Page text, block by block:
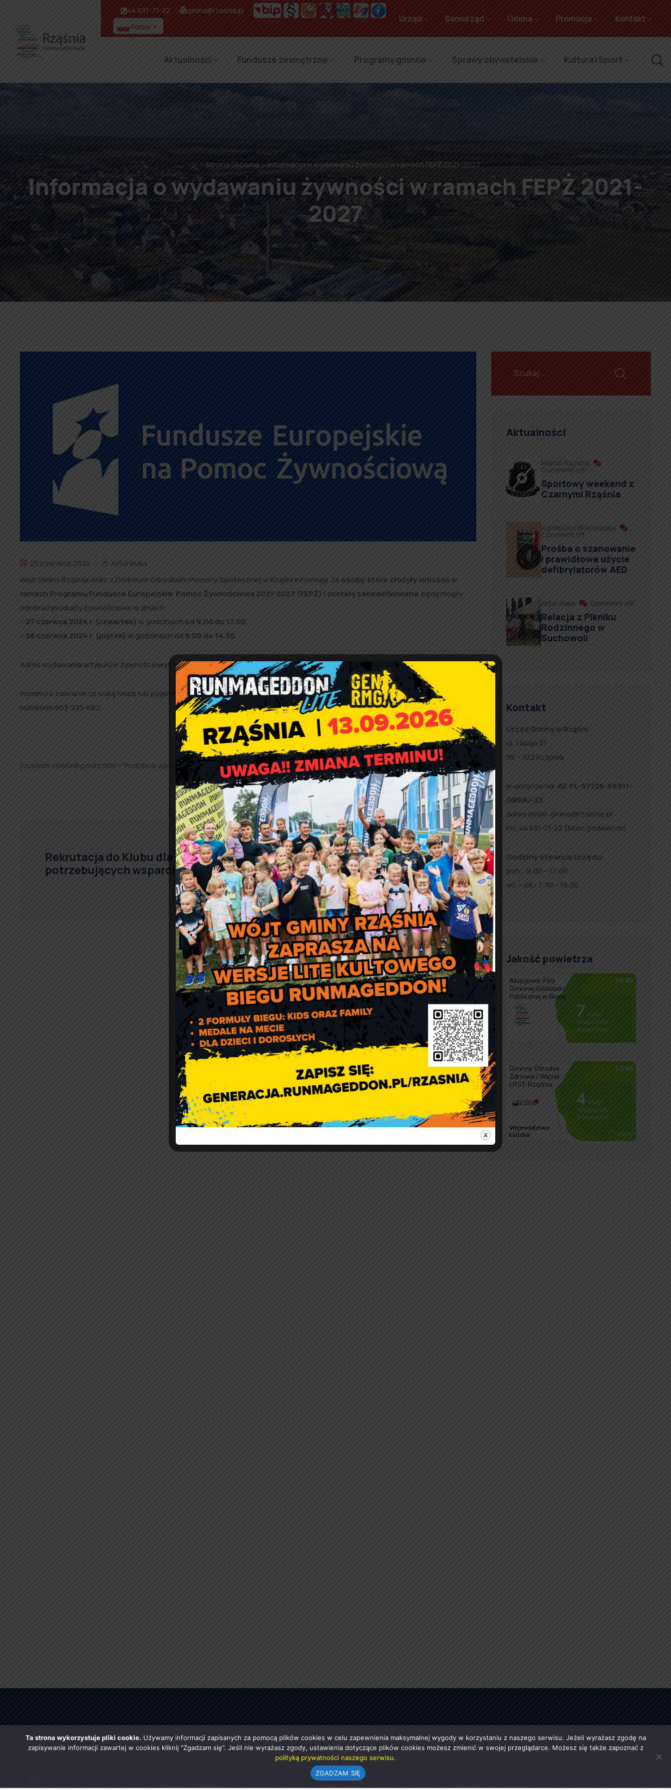
44 631-71-22 gmina@rzasnia.pl
Polski ▼
Urząd Samorząd Gmina Promocja Kontakt
Aktualności Fundusze zewnętrzne Programy gminne Sprawy obywatelskie Kultura i Sport
⌂ Strona Główna Informacja o wydawaniu żywności w ramach FEPŻ 2021-2027
Informacja o wydawaniu żywności w ramach FEPŻ 2021-
2027
25 czerwca 2024
Artur Ruka
Wójt Gminy Rząśnia wraz z Gminnym Ośrodkiem Pomocy Społecznej w Rząśni informują, że osoby, które złożyły wniosek w
ramach Programu Fundusze Europejskie Pomoc Żywnościowa 2021-2027 (FEPŻ) i zostały zakwalifikowane,będą mogły
odebrać produkty żywnościowe w dniach:
– 27 czerwca 2024 r. (czwartek) w godzinach od 9.00 do 17.00,
– 28 czerwca 2024 r. (piątek) w godzinach od 9.00 do 14.30.
Adres wydawania artykułów żywnościowych:Będków 33a (Świetlica).
Prosimy o zabranie ze sobą toreb lub pojemników, do których pakowana będzie żywność. Kontakt telefoniczny dostępny pod
numerem 663-235-682.
[custom-related-posts title=”Podobne wpisy:” none_text=”None found” order_by=”title” order=”ASC”]
Rekrutacja do Klubu dla osób
potrzebujących wsparcia
Utrudnienia na drodze
Marcelin, Kopy, Broszęcin,
Kodrań
Aktualności
Marcin Kazuba
Comment off
Sportowy weekend z
Czarnymi Rząśnia
Agnieszka Wiśniewska
Comment off
Prośba o szanowanie
i prawidłowe użycie
defibrylatorów AED
Artur Ruka Comment off
Relacja z Pikniku
Rodzinnego w
Suchowoli
Kontakt
Urząd Gminy w Rząśni
ul. 1 Maja 37
98 – 332 Rząśnia
e-doręczenia: AE:PL-57726-56911-
GBSAJ-23
adres email: gmina@rzasnia.pl
tel. 44 631-71-22 (biuro podawcze)
Godziny otwarcia Urzędu:
pon.: 9:00 – 17:00
wt. – pt.: 7:30 – 15:30
Jakość powietrza
Ta strona wykorzystuje pliki cookie. Używamy informacji zapisanych za pomocą plików cookies w celu zapewnienia maksymalnej wygody w korzystaniu z naszego serwisu. Jeżeli wyrażasz zgodę na
zapisywanie informacji zawartej w cookies kliknij "Zgadzam się". Jeśli nie wyrażasz zgody, ustawienia dotyczące plików cookies możesz zmienić w swojej przeglądarce. Możesz się także zapoznać z
polityką prywatności naszego serwisu.
ZGADZAM SIĘ